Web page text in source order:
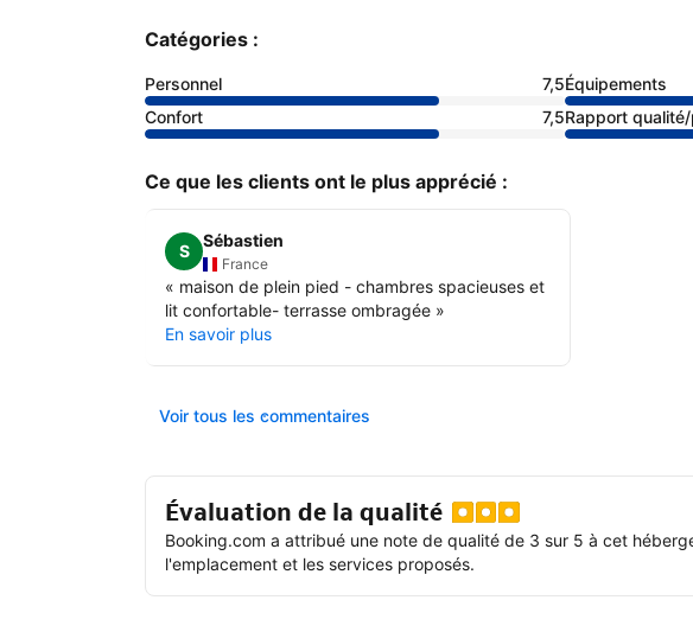
Catégories :
Personnel 7,5Équipements
Confort
7,5Rapport
Ce que les clients ont le plus apprécié :
S
Sébastien
France
« maison de plein pied - chambres spacieuses et
lit confortable- terrasse ombragée »
En savoir plus
Voir tous les commentaires
Évaluation de la qualité
Booking.com a attribué une note de qualité de 3 sur 5 à cet
l'emplacement et les services proposés.